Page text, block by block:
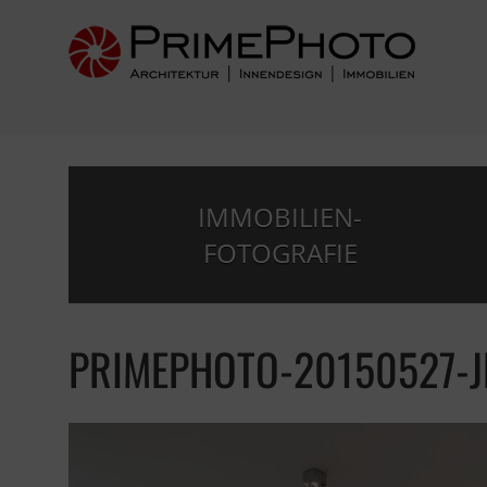
IMMOBILIEN-
FOTOGRAFIE
PRIMEPHOTO-